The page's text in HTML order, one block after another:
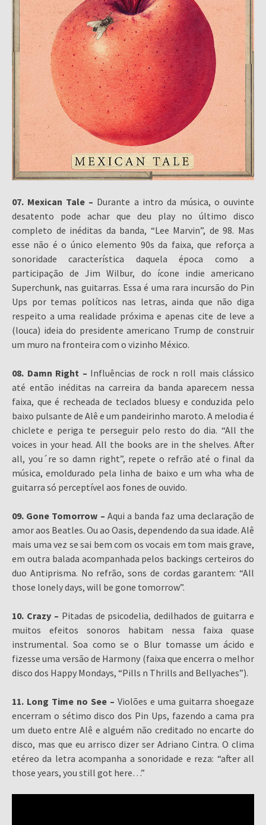
07. Mexican Tale – Durante a intro da música, o ouvinte
desatento pode achar que deu play no último disco
completo de inéditas da banda, “Lee Marvin”, de 98. Mas
esse não é o único elemento 90s da faixa, que reforça a
sonoridade característica daquela época como a
participação de Jim Wilbur, do ícone indie americano
Superchunk, nas guitarras. Essa é uma rara incursão do Pin
Ups por temas políticos nas letras, ainda que não diga
respeito a uma realidade próxima e apenas cite de leve a
(louca) ideia do presidente americano Trump de construir
um muro na fronteira com o vizinho México.
08. Damn Right – Influências de rock n roll mais clássico
até então inéditas na carreira da banda aparecem nessa
faixa, que é recheada de teclados bluesy e conduzida pelo
baixo pulsante de Alê e um pandeirinho maroto. A melodia é
chiclete e periga te perseguir pelo resto do dia. “All the
voices in your head. All the books are in the shelves. After
all, you´re so damn right”, repete o refrão até o final da
música, emoldurado pela linha de baixo e um wha wha de
guitarra só perceptível aos fones de ouvido.
09. Gone Tomorrow – Aqui a banda faz uma declaração de
amor aos Beatles. Ou ao Oasis, dependendo da sua idade. Alê
mais uma vez se sai bem com os vocais em tom mais grave,
em outra balada acompanhada pelos backings certeiros do
duo Antiprisma. No refrão, sons de cordas garantem: “All
those lonely days, will be gone tomorrow”.
10. Crazy – Pitadas de psicodelia, dedilhados de guitarra e
muitos efeitos sonoros habitam nessa faixa quase
instrumental. Soa como se o Blur tomasse um ácido e
fizesse uma versão de Harmony (faixa que encerra o melhor
disco dos Happy Mondays, “Pills n Thrills and Bellyaches”).
11. Long Time no See – Violões e uma guitarra shoegaze
encerram o sétimo disco dos Pin Ups, fazendo a cama pra
um dueto entre Alê e alguém não creditado no encarte do
disco, mas que eu arrisco dizer ser Adriano Cintra. O clima
etéreo da letra acompanha a sonoridade e reza: “after all
those years, you still got here…”